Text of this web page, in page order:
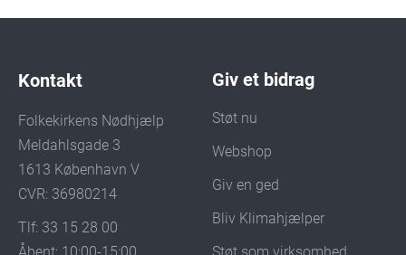
Kontakt
Folkekirkens Nødhjælp
Meldahlsgade 3
1613 København V
CVR: 36980214
Tlf: 33 15 28 00
Giv et bidrag
Støt nu
Webshop
Giv en ged
Bliv Klimahjælper